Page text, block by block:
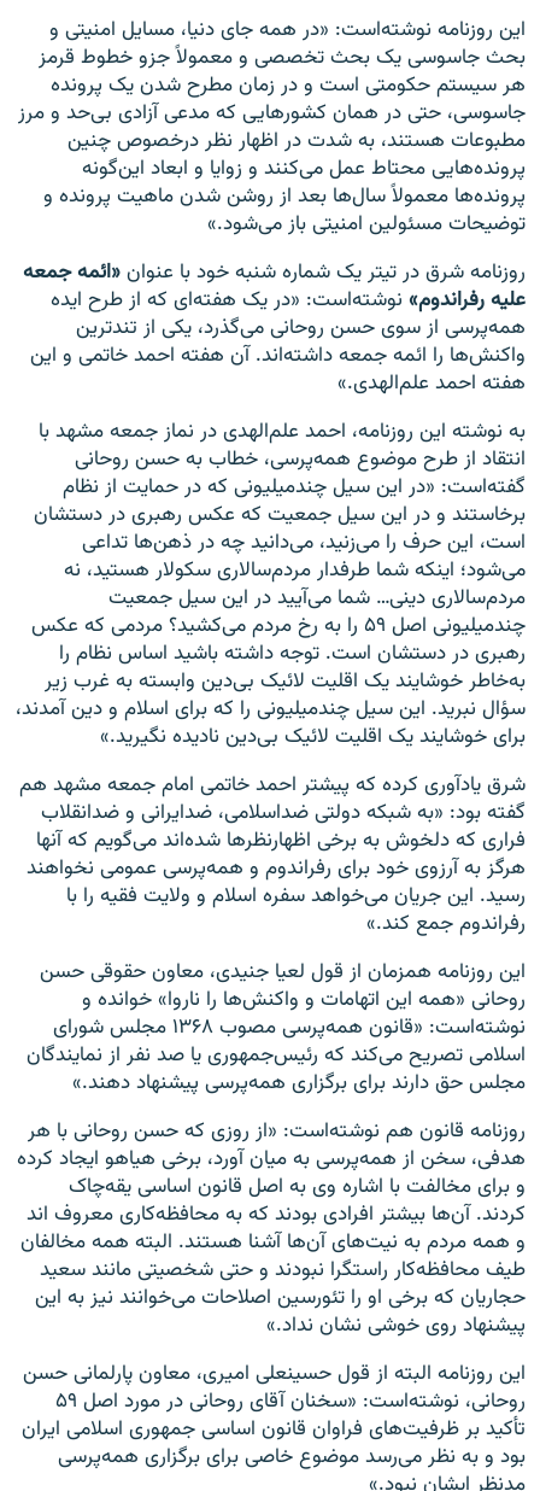
این روزنامه نوشته‌است: «در همه جای دنیا، مسایل امنیتی و
بحث جاسوسی یک بحث تخصصی و معمولاً جزو خطوط قرمز
هر سیستم حکومتی است و در زمان مطرح شدن یک پرونده
جاسوسی، حتی در همان کشورهایی که مدعی آزادی بی‌حد و مرز
مطبوعات هستند، به شدت در اظهار نظر درخصوص چنین
پرونده‌هایی محتاط عمل می‌کنند و زوایا و ابعاد این‌گونه
پرونده‌ها معمولاً سال‌ها بعد از روشن شدن ماهیت پرونده و
توضیحات مسئولین امنیتی باز می‌شود.»
روزنامه شرق در تیتر یک شماره شنبه خود با عنوان«ائمه جمعه
علیه رفراندوم» نوشته‌است: «در یک هفته‌ای که از طرح ایده
همه‌پرسی از سوی حسن روحانی می‌گذرد، یکی از تندترین
واکنش‌ها را ائمه جمعه داشته‌اند. آن هفته احمد خاتمی و این
هفته احمد علم‌الهدی.»
به نوشته این روزنامه، احمد علم‌الهدی در نماز جمعه مشهد با
انتقاد از طرح موضوع همه‌پرسی، خطاب به حسن روحانی
گفته‌است: «در این سیل چندمیلیونی که در حمایت از نظام
برخاستند و در این سیل جمعیت که عکس رهبری در دستشان
است، این حرف را می‌زنید، می‌دانید چه در ذهن‌ها تداعی
می‌شود؛ اینکه شما طرفدار مردم‌سالاری سکولار هستید، نه
مردم‌سالاری دینی… شما می‌آیید در این سیل جمعیت
چندمیلیونی اصل ۵۹ را به رخ مردم می‌کشید؟ مردمی که عکس
رهبری در دستشان است. توجه داشته باشید اساس نظام را
به‌خاطر خوشایند یک اقلیت لائیک بی‌دین وابسته به غرب زیر
سؤال نبرید. این سیل چندمیلیونی را که برای اسلام و دین آمدند،
برای خوشایند یک اقلیت لائیک بی‌دین نادیده نگیرید.»
شرق یادآوری کرده که پیشتر احمد خاتمی امام جمعه مشهد هم
گفته بود: «به شبکه دولتی ضداسلامی، ضدایرانی و ضدانقلاب
فراری که دلخوش به برخی اظهارنظرها شده‌اند می‌گویم که آنها
هرگز به آرزوی خود برای رفراندوم و همه‌پرسی عمومی نخواهند
رسید. این جریان می‌خواهد سفره اسلام و ولایت فقیه را با
رفراندوم جمع کند.»
این روزنامه همزمان از قول لعیا جنیدی، معاون حقوقی حسن
روحانی «همه این اتهامات و واکنش‌ها را ناروا» خوانده و
نوشته‌است: «قانون همه‌پرسی مصوب ۱۳۶۸ مجلس شورای
اسلامی تصریح می‌کند که رئیس‌جمهوری یا صد نفر از نمایندگان
مجلس حق دارند برای برگزاری همه‌پرسی پیشنهاد دهند.»
روزنامه قانون هم نوشته‌است: «از روزی که حسن روحانی با هر
هدفی، سخن از همه‌پرسی به میان آورد، برخی هیاهو ایجاد کرده
و برای مخالفت با اشاره وی به اصل قانون اساسی یقه‌چاک
کردند. آن‌ها بیشتر افرادی بودند که به محافظه‌کاری معروف اند
و همه مردم به نیت‌های آن‌ها آشنا هستند. البته همه مخالفان
طیف محافظه‌کار راستگرا نبودند و حتی شخصیتی مانند سعید
حجاریان که برخی او را تئورسین اصلاحات می‌خوانند نیز به این
پیشنهاد روی خوشی نشان نداد.»
این روزنامه البته از قول حسینعلی امیری، معاون پارلمانی حسن
روحانی، نوشته‌است: «سخنان آقای روحانی در مورد اصل ۵۹
تأکید بر ظرفیت‌های فراوان قانون اساسی جمهوری اسلامی ایران
بود و به نظر می‌رسد موضوع خاصی برای برگزاری همه‌پرسی